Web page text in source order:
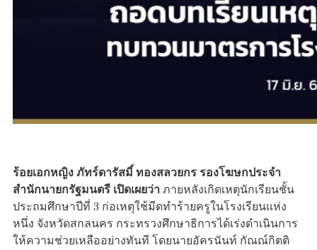
ร้อยเอกหญิง ภัทร์ดารัสมิ์ ทองสลวยกร รองโฆษกประจำ
สำนักนายกรัฐมนตรี เปิดเผยว่า ภายหลังเกิดเหตุนักเรียนชั้น
ประถมศึกษาปีที่ 3 ก่อเหตุใช้มีดทำร้ายครูในโรงเรียนแห่ง
หนึ่ง จังหวัดสกลนคร กระทรวงศึกษาธิการได้เร่งดำเนินการ
ให้ความช่วยเหลืออย่างทันที โดยนายอัครนันท์ กัณณ์กิตติ